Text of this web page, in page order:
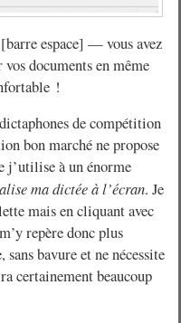
espace] — vous avez
documents en même
!
de compétition
bon marché ne propose
j’utilise à un énorme
ma dictée à l’écran. Je
mais en cliquant avec
repère donc plus
bavure et ne nécessite
certainement beaucoup